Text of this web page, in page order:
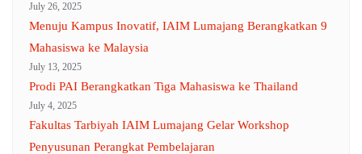
July 26, 2025
Menuju Kampus Inovatif, IAIM Lumajang Berangkatkan 9
Mahasiswa ke Malaysia
July 13, 2025
Prodi PAI Berangkatkan Tiga Mahasiswa ke Thailand
July 4, 2025
Fakultas Tarbiyah IAIM Lumajang Gelar Workshop
Penyusunan Perangkat Pembelajaran